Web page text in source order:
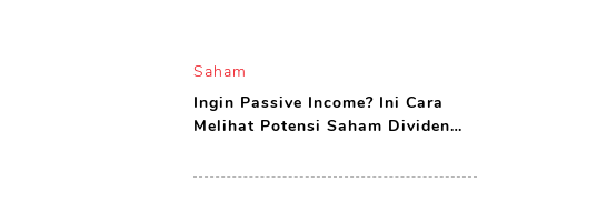
Saham
Ingin Passive Income? Ini Cara
Melihat Potensi Saham Dividen